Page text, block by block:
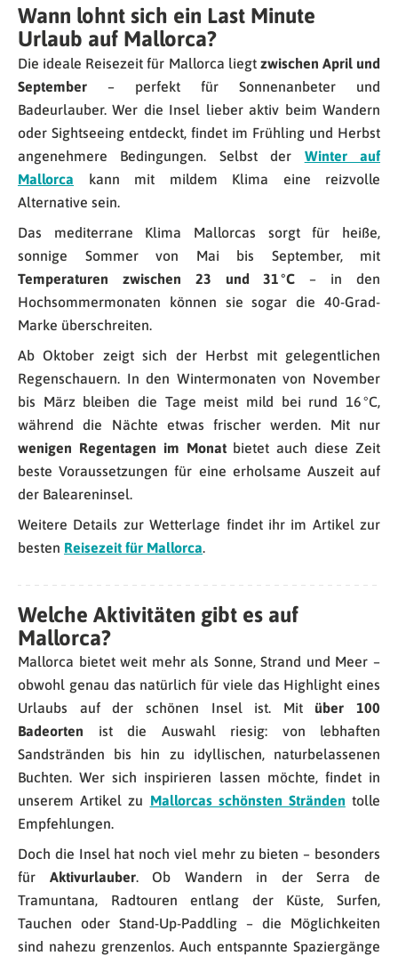
Wann lohnt sich ein Last Minute
Urlaub auf Mallorca?
Die ideale Reisezeit für Mallorca liegt zwischen April und
September – perfekt für Sonnenanbeter und
Badeurlauber. Wer die Insel lieber aktiv beim Wandern
oder Sightseeing entdeckt, findet im Frühling und Herbst
angenehmere Bedingungen. Selbst der Winter auf
Mallorca kann mit mildem Klima eine reizvolle
Alternative sein.
Das mediterrane Klima Mallorcas sorgt für heiße,
sonnige Sommer von Mai bis September, mit
Temperaturen zwischen 23 und 31 °C – in den
Hochsommermonaten können sie sogar die 40-Grad-
Marke überschreiten.
Ab Oktober zeigt sich der Herbst mit gelegentlichen
Regenschauern. In den Wintermonaten von November
bis März bleiben die Tage meist mild bei rund 16 °C,
während die Nächte etwas frischer werden. Mit nur
wenigen Regentagen im Monatbietet auch diese Zeit
beste Voraussetzungen für eine erholsame Auszeit auf
der Baleareninsel.
Weitere Details zur Wetterlage findet ihr im Artikel zur
besten Reisezeit für Mallorca.
Welche Aktivitäten gibt es auf
Mallorca?
Mallorca bietet weit mehr als Sonne, Strand und Meer –
obwohl genau das natürlich für viele das Highlight eines
Urlaubs auf der schönen Insel ist. Mit über 100
Badeorten ist die Auswahl riesig: von lebhaften
Sandstränden bis hin zu idyllischen, naturbelassenen
Buchten. Wer sich inspirieren lassen möchte, findet in
unserem Artikel zu Mallorcas schönsten Stränden tolle
Empfehlungen.
Doch die Insel hat noch viel mehr zu bieten – besonders
für Aktivurlauber. Ob Wandern in der Serra de
Tramuntana, Radtouren entlang der Küste, Surfen,
Tauchen oder Stand-Up-Paddling – die Möglichkeiten
sind nahezu grenzenlos. Auch entspannte Spaziergänge